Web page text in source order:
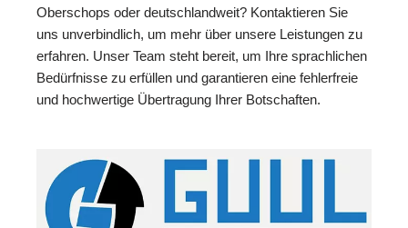
Oberschops oder deutschlandweit? Kontaktieren Sie
uns unverbindlich, um mehr über unsere Leistungen zu
erfahren. Unser Team steht bereit, um Ihre sprachlichen
Bedürfnisse zu erfüllen und garantieren eine fehlerfreie
und hochwertige Übertragung Ihrer Botschaften.